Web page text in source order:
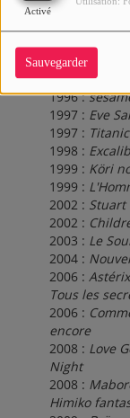
Activé
Sauvegarder
to Heaven
1993 :Nuits
1995 :
1996 :
1996 :
1997 : Eve
1997 : Titanic
1998 :
1999 : Köri
1999 :
2002 : Stuart
2002 :
2003 : Le
2004 :
2006 :
Tous les
2006 :
encore
2008 : Love
Night
2008 :
Himiko